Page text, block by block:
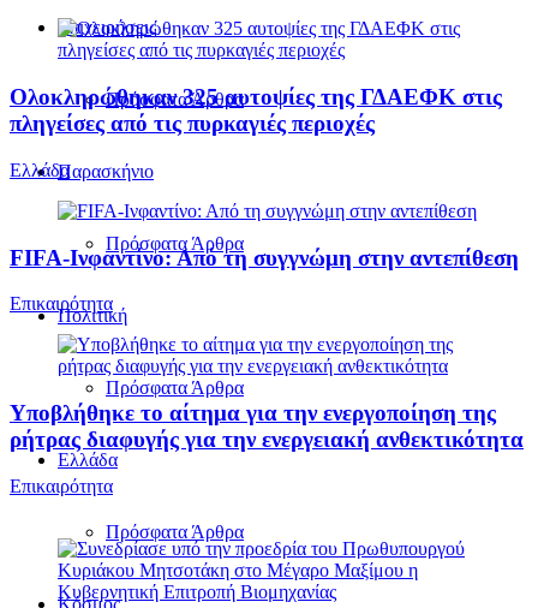
Επιχειρήσεις
Πρόσφατα Άρθρα
Παρασκήνιο
Πρόσφατα Άρθρα
Πολιτική
Πρόσφατα Άρθρα
Ελλάδα
Πρόσφατα Άρθρα
Κόσμος
Ολοκληρώθηκαν 325 αυτοψίες της ΓΔΑΕΦΚ στις
πληγείσες από τις πυρκαγιές περιοχές
Ελλάδα
FIFA-Ινφαντίνο: Από τη συγγνώμη στην αντεπίθεση
Επικαιρότητα
Υποβλήθηκε το αίτημα για την ενεργοποίηση της
ρήτρας διαφυγής για την ενεργειακή ανθεκτικότητα
Επικαιρότητα